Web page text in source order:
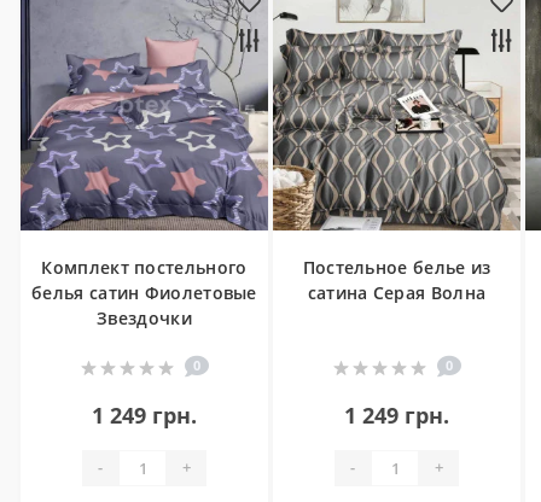
Комплект постельного
белья сатин Фиолетовые
Звездочки
0
1 249 грн.
- +
Постельное белье из
сатина Серая Волна
0
1 249 грн.
- +